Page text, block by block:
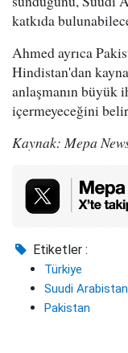
katkıda
Ahmed ayrıca
Hindistan'dan
anlaşmanın büyük
içermeyeceğini
Kaynak: Mepa
Etiketler :
Türkiye
Suudi Arabistan
Pakistan